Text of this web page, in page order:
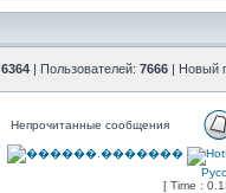
6364 | Пользователей: 7666 | Новый
Непрочитанные сообщения
[ Time :